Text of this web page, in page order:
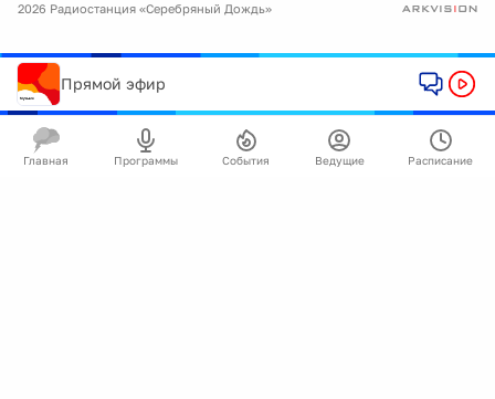
2026 Радиостанция «Серебряный Дождь»
Прямой эфир
Главная Программы События Ведущие Расписание